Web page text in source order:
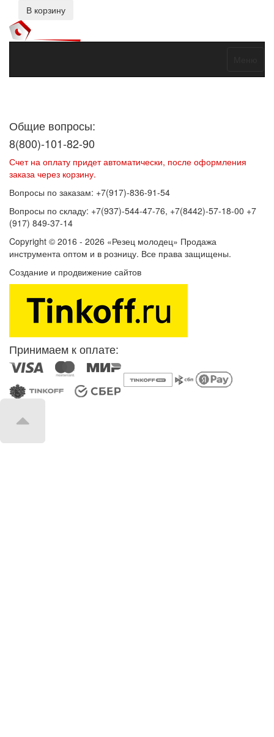
В корзину
Общие вопросы:
8(800)-101-82-90
Счет на оплату придет автоматически, после оформления
заказа через корзину.
Вопросы по заказам: +7(917)-836-91-54
Вопросы по складу: +7(937)-544-47-76, +7(8442)-57-18-00 +7
(917) 849-37-14
Copyright © 2016 - 2026 «Резец молодец» Продажа
инструмента оптом и в розницу. Все права защищены.
Создание и продвижение сайтов
Принимаем к оплате: